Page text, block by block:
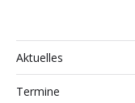
Aktuelles
Termine